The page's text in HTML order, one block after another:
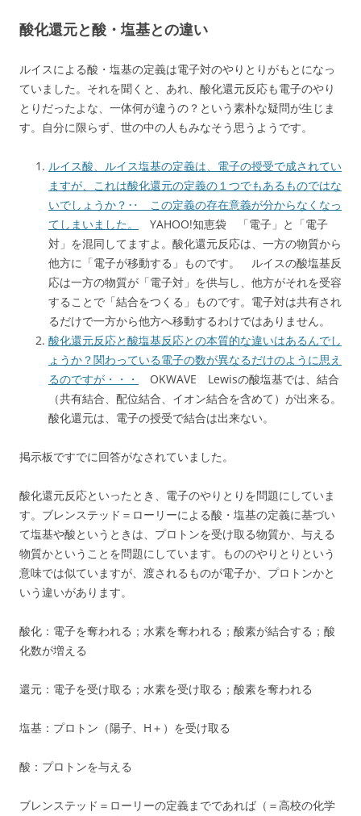
酸化還元と酸・塩基との違い
ルイスによる酸・塩基の定義は電子対のやりとりがもとになっ
ていました。それを聞くと、あれ、酸化還元反応も電子のやり
とりだったよな、一体何が違うの？という素朴な疑問が生じま
す。自分に限らず、世の中の人もみなそう思うようです。
ルイス酸、ルイス塩基の定義は、電子の授受で成されてい
ますが、これは酸化還元の定義の１つでもあるものではな
いでしょうか？‥ この定義の存在意義が分からなくなっ
てしまいました。
YAHOO!知恵袋 「電子」と「電子
対」を混同してますよ。酸化還元反応は、一方の物質から
他方に「電子が移動する」ものです。 ルイスの酸塩基反
応は一方の物質が「電子対」を供与し、他方がそれを受容
することで「結合をつくる」ものです。電子対は共有され
るだけで一方から他方へ移動するわけではありません。
酸化還元反応と酸塩基反応との本質的な違いはあるんでし
ょうか？関わっている電子の数が異なるだけのように思え
るのですが・・・
OKWAVE Lewisの酸塩基では、結合
（共有結合、配位結合、イオン結合を含めて）が出来る。
酸化還元は、電子の授受で結合は出来ない。
掲示板ですでに回答がなされていました。
酸化還元反応といったとき、電子のやりとりを問題にしていま
す。ブレンステッド＝ローリーによる酸・塩基の定義に基づい
て塩基や酸というときは、プロトンを受け取る物質か、与える
物質かということを問題にしています。もののやりとりという
意味では似ていますが、渡されるものが電子か、プロトンかと
いう違いがあります。
酸化：電子を奪われる；水素を奪われる；酸素が結合する；酸
化数が増える
還元：電子を受け取る；水素を受け取る；酸素を奪われる
塩基：プロトン（陽子、H＋）を受け取る
酸：プロトンを与える
ブレンステッド＝ローリーの定義までであれば（＝高校の化学